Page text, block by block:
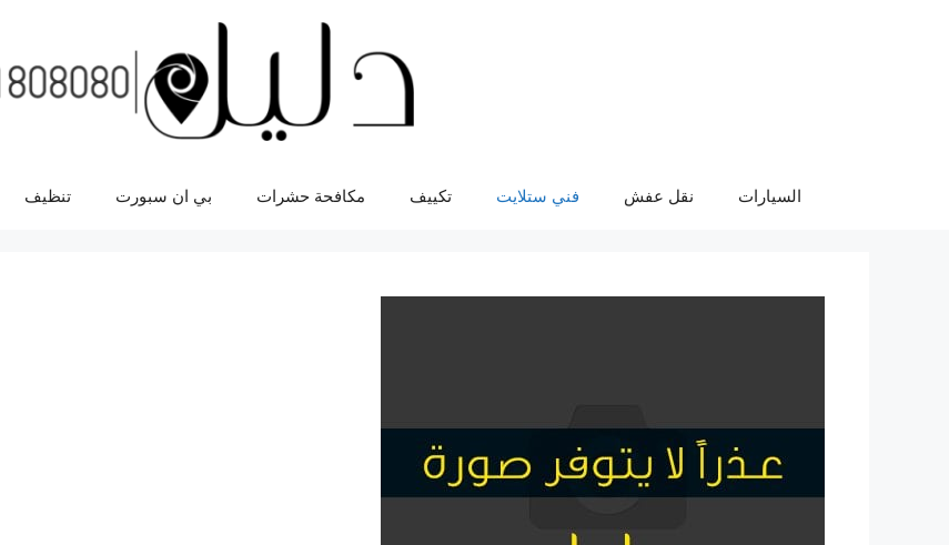
السيارات نقل عفش فني ستلايت تكييف مكافحة حشرات بي ان سبورت تنظيف